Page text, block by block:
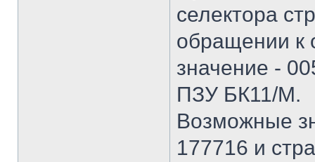
селектора
обращении к
значение -
ПЗУ БК11/М.
Возможные
177716 и